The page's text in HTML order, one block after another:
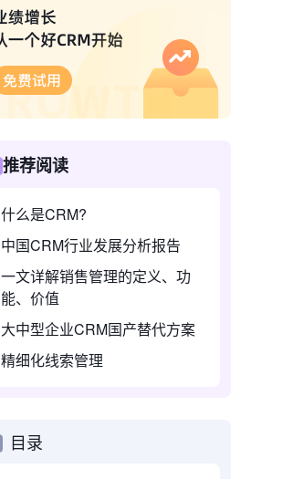
推荐阅读
什么是CRM?
中国CRM行业发展分析报告
一文详解销售管理的定义、功
能、价值
大中型企业CRM国产替代方案
精细化线索管理
目录